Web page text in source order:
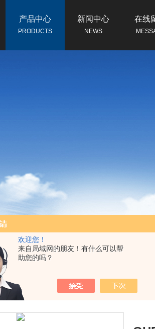
欢迎您！
来自局域网的朋友！有什么可以帮
助您的吗？
产品中心
PRODUCTS
新闻中心
NEWS
在线
我的位置：首页 产品中心